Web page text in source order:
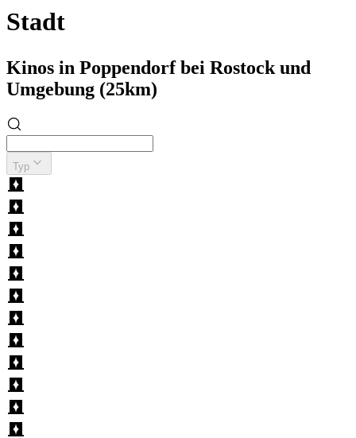
Stadt
Kinos in Poppendorf bei Rostock und
Umgebung (25km)
Typ